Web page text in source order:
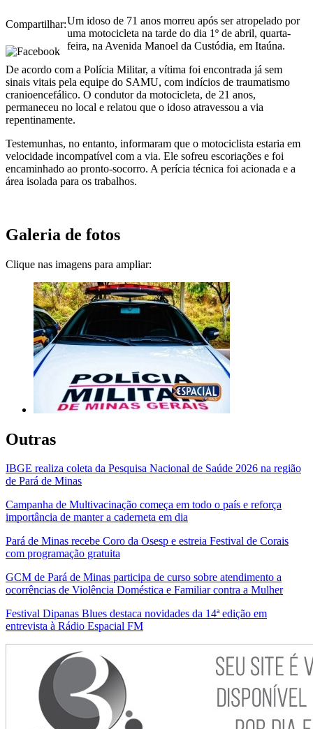
Compartilhar:Um idoso de 71 anos morreu após ser atropelado por
uma motocicleta na tarde do dia 1º de abril, quarta-
feira, na Avenida Manoel da Custódia, em Itaúna.
De acordo com a Polícia Militar, a vítima foi encontrada já sem
sinais vitais pela equipe do SAMU, com indícios de traumatismo
cranioencefálico. O condutor da motocicleta, de 21 anos,
permaneceu no local e relatou que o idoso atravessou a via
repentinamente.
Testemunhas, no entanto, informaram que o motociclista estaria em
velocidade incompatível com a via. Ele sofreu escoriações e foi
encaminhado ao pronto-socorro. A perícia técnica foi acionada e a
área isolada para os trabalhos.
Galeria de fotos
Clique nas imagens para ampliar:
Outras
IBGE realiza coleta da Pesquisa Nacional de Saúde 2026 na região
de Pará de Minas
Campanha de Multivacinação começa em todo o país e reforça
importância de manter a caderneta em dia
Pará de Minas recebe Coro da Osesp e estreia Festival de Corais
com programação gratuita
GCM de Pará de Minas participa de curso sobre atendimento a
ocorrências de Violência Doméstica e Familiar contra a Mulher
Festival Dipanas Blues destaca novidades da 14ª edição em
entrevista à Rádio Espacial FM